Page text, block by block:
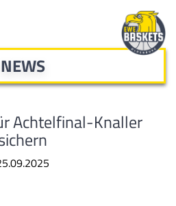
NEWS
Achtelfinal-Knaller